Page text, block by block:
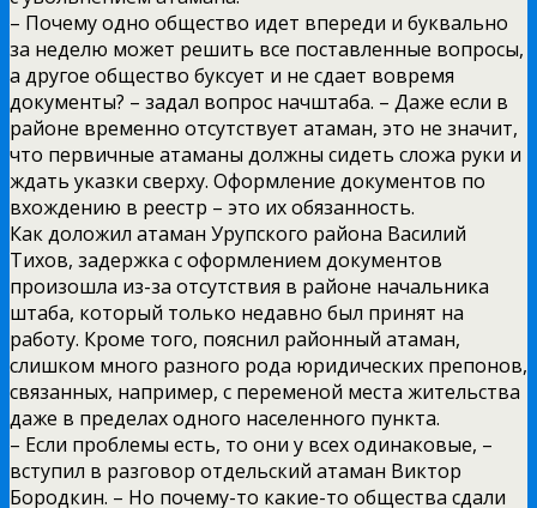
– Почему одно общество идет впереди и буквально
за неделю может решить все поставленные вопросы,
а другое общество буксует и не сдает вовремя
документы? – задал вопрос начштаба. – Даже если в
районе временно отсутствует атаман, это не значит,
что первичные атаманы должны сидеть сложа руки и
ждать указки сверху. Оформление документов по
вхождению в реестр – это их обязанность.
Как доложил атаман Урупского района Василий
Тихов, задержка с оформлением документов
произошла из-за отсутствия в районе начальника
штаба, который только недавно был принят на
работу. Кроме того, пояснил районный атаман,
слишком много разного рода юридических препонов,
связанных, например, с переменой места жительства
даже в пределах одного населенного пункта.
– Если проблемы есть, то они у всех одинаковые, –
вступил в разговор отдельский атаман Виктор
Бородкин. – Но почему-то какие-то общества сдали